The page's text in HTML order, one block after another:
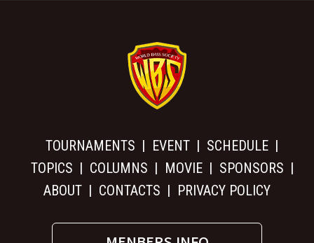
TOURNAMENTS EVENT
SCHEDULE
TOPICS
COLUMNS MOVIE
SPONSORS
ABOUT
CONTACTS PRIVACY POLICY